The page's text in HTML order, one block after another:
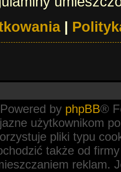
|
Powered by phpBB®
użytkownikom
pliki typu
także od
reklam.